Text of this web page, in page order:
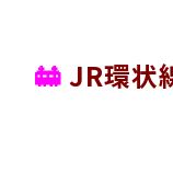
🚋 JR環状